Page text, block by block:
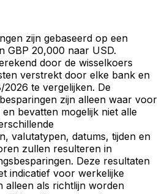
zijn gebaseerd op een
GBP 20,000 naar USD.
door de wisselkoers
verstrekt door elke bank en
te vergelijken. De
zijn alleen waar voor
bevatten mogelijk niet alle
valutatypen, datums, tijden en
zullen resulteren in
Deze resultaten
indicatief voor werkelijke
alleen als richtlijn worden